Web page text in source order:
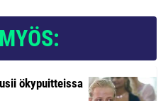
ökypuitteissa